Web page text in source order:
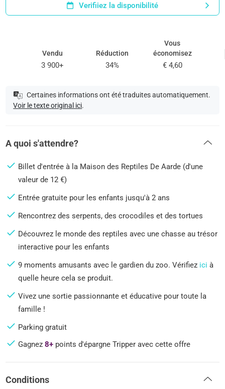
Verifiiez la disponibilité
Vendu
3 900+
Réduction
34%
Vous
économisez
€ 4,60
Certaines informations ont été traduites automatiquement.
Voir le texte original ici.
A quoi s'attendre?
Billet d'entrée à la Maison des Reptiles De Aarde (d'une
valeur de 12 €)
Entrée gratuite pour les enfants jusqu'à 2 ans
Rencontrez des serpents, des crocodiles et des tortues
Découvrez le monde des reptiles avec une chasse au trésor
interactive pour les enfants
9 moments amusants avec le gardien du zoo. Vérifiez ici à
quelle heure cela se produit.
Vivez une sortie passionnante et éducative pour toute la
famille !
Parking gratuit
Gagnez8+ points d'épargne Tripper avec cette offre
Conditions